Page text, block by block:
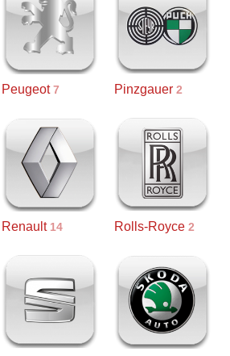
Peugeot 7 Pinzgauer 2
Renault 14 Rolls-Royce 2